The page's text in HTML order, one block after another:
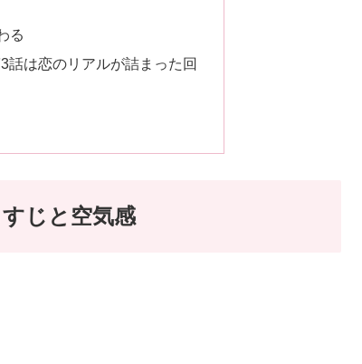
る
話は恋のリアルが詰まった回
じと空気感